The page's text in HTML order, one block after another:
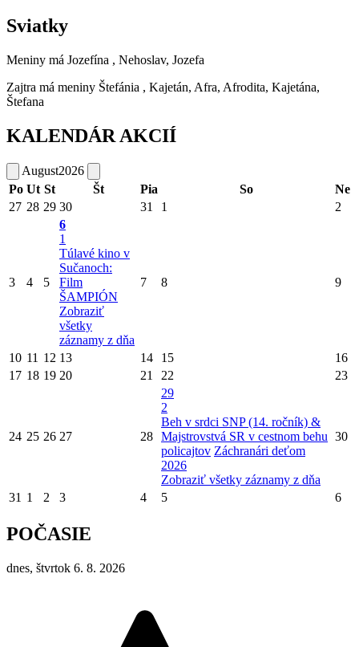
Sviatky
Meniny má Jozefína , Nehoslav, Jozefa
Zajtra má meniny Štefánia , Kajetán, Afra, Afrodita, Kajetána,
Štefana
KALENDÁR AKCIÍ
August2026
Po Ut St Št Pia So
Ne
27 28 29 30 31 1 2
3 4 5
6
1
Túlavé kino v
Sučanoch:
Film
ŠAMPIÓN
Zobraziť
všetky
záznamy z dňa
7 8 9
10 11 12 13 14 15
16
17 18 19 20 21 22 23
24 25 26 27 28
29
2
Beh v srdci SNP (14. ročník) &
Majstrovstvá SR v cestnom behu
policajtov Záchranári deťom
2026
Zobraziť všetky záznamy z dňa
30
31 1 2 3 4 5 6
POČASIE
dnes, štvrtok 6. 8. 2026